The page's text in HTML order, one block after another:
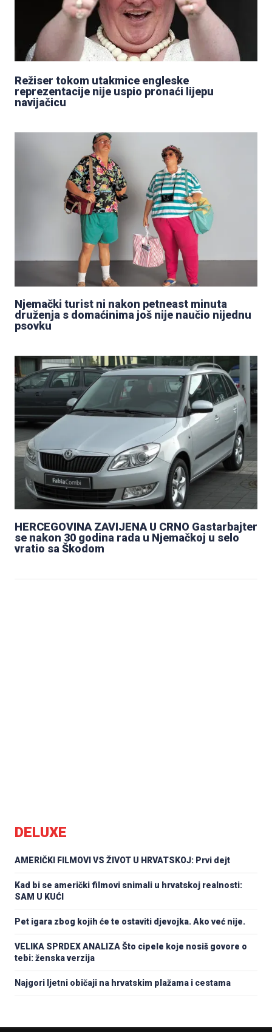
Režiser tokom utakmice engleske
reprezentacije nije uspio pronaći lijepu
navijačicu
Njemački turist ni nakon petneast minuta
druženja s domaćinima još nije naučio nijednu
psovku
HERCEGOVINA ZAVIJENA U CRNO Gastarbajter
se nakon 30 godina rada u Njemačkoj u selo
vratio sa Škodom
DELUXE
AMERIČKI FILMOVI VS ŽIVOT U HRVATSKOJ: Prvi dejt
Kad bi se američki filmovi snimali u hrvatskoj realnosti:
SAM U KUĆI
Pet igara zbog kojih će te ostaviti djevojka. Ako već nije.
VELIKA SPRDEX ANALIZA Što cipele koje nosiš govore o
tebi: ženska verzija
Najgori ljetni običaji na hrvatskim plažama i cestama